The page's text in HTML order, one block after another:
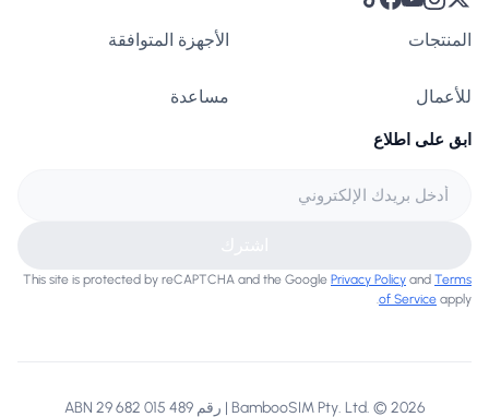
المنتجات الأجهزة المتوافقة
للأعمال مساعدة
ابق على اطلاع
This site is protected by reCAPTCHA and the Google Privacy Policy and Terms
of Service apply.
BambooSIM Pty. Ltd. © 2026 | رقم ABN 29 682 015 489